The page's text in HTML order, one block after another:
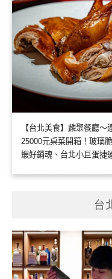
【台北美食】麟聚餐廳
25000元桌菜開箱！玻璃
蝦好銷魂、台北小巨蛋捷
台